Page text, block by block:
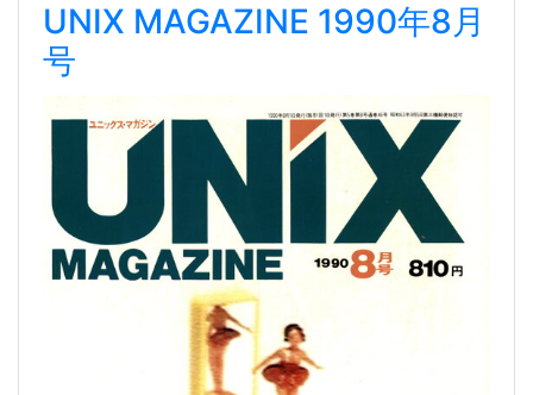
UNIX MAGAZINE 1990年8月
号